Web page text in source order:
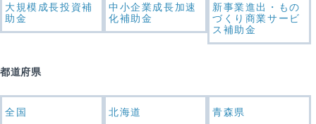
大規模成長投資補
助金
中小企業成長加速
化補助金
新事業進出・もの
づくり商業サービ
ス補助金
都道府県
全国 北海道 青森県